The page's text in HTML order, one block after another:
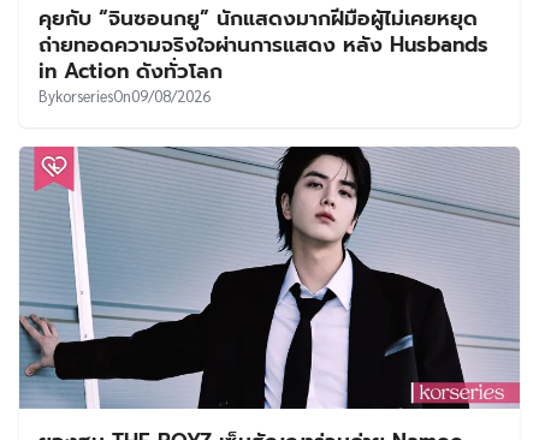
คุยกับ “จินซอนกยู” นักแสดงมากฝีมือผู้ไม่เคยหยุด
ถ่ายทอดความจริงใจผ่านการแสดง หลัง Husbands
in Action ดังทั่วโลก
BykorseriesOn09/08/2026